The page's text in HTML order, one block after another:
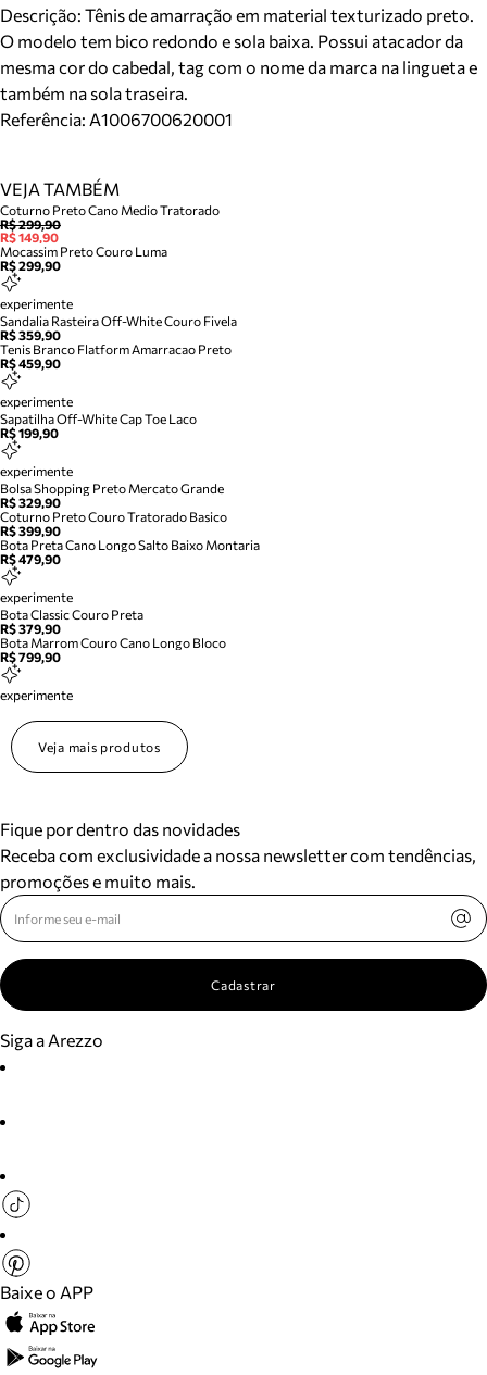
Descrição: Tênis de amarração em material texturizado preto.
O modelo tem bico redondo e sola baixa. Possui atacador da
mesma cor do cabedal, tag com o nome da marca na lingueta e
também na sola traseira.
Referência: A1006700620001
VEJA TAMBÉM
Coturno Preto Cano Medio Tratorado
R$ 299,90
R$ 149,90
Mocassim Preto Couro Luma
R$ 299,90
experimente
Sandalia Rasteira Off-White Couro Fivela
R$ 359,90
Tenis Branco Flatform Amarracao Preto
R$ 459,90
experimente
Sapatilha Off-White Cap Toe Laco
R$ 199,90
experimente
Bolsa Shopping Preto Mercato Grande
R$ 329,90
Coturno Preto Couro Tratorado Basico
R$ 399,90
Bota Preta Cano Longo Salto Baixo Montaria
R$ 479,90
experimente
Bota Classic Couro Preta
R$ 379,90
Bota Marrom Couro Cano Longo Bloco
R$ 799,90
experimente
Veja mais produtos
Fique por dentro das novidades
Receba com exclusividade a nossa newsletter com tendências,
promoções e muito mais.
Cadastrar
Siga a Arezzo
Baixe o APP